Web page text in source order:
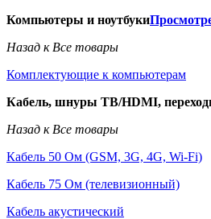
Компьютеры и ноутбуки
Назад к Все товары
Комплектующие к компьютерам
Кабель, шнуры ТВ/HDMI,
Назад к Все товары
Кабель 50 Ом (GSM, 3G, 4G, Wi-Fi)
Кабель 75 Ом (телевизионный)
Кабель акустический